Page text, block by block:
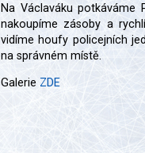
Na Václaváku potkáváme
nakoupíme zásoby a
vidíme houfy policejních
na správném místě.
Galerie ZDE